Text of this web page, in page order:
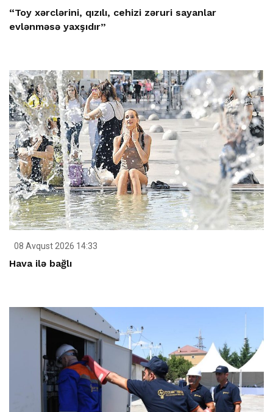
“Toy xərclərini, qızılı, cehizi zəruri sayanlar
evlənməsə yaxşıdır”
08 Avqust 2026 14:33
Hava ilə bağlı